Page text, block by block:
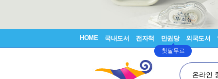
HOME 국내도서 전자책 만권당
첫달무료
외국도서
온라인